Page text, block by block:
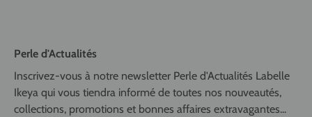
Perle d'Actualités
Inscrivez-vous à notre newsletter Perle d'Actualités Labelle
Ikeya qui vous tiendra informé de toutes nos nouveautés,
collections, promotions et bonnes affaires extravagantes...